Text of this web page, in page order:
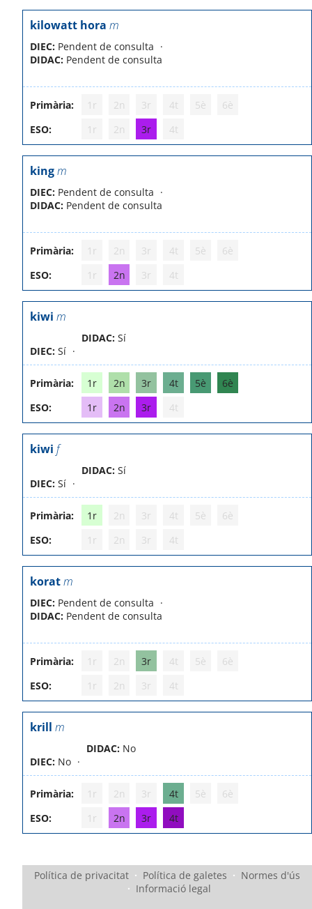
kilowatt hora m
DIEC: Pendent de consulta
DIDAC: Pendent de consulta
Primària: 1r 2n 3r 4t 5è
6è
ESO:
1r 2n 3r 4t
kingm
DIEC: Pendent de consulta
DIDAC: Pendent de consulta
Primària: 1r 2n 3r 4t 5è
6è
ESO:
1r 2n 3r 4t
kiwi m
DIEC: Sí
DIDAC: Sí
Primària: 1r 2n 3r 4t 5è
6è
ESO:
1r 2n 3r 4t
kiwi f
DIEC: Sí
DIDAC: Sí
Primària: 1r 2n 3r 4t 5è
6è
ESO:
1r 2n 3r 4t
koratm
DIEC: Pendent de consulta
DIDAC: Pendent de consulta
Primària: 1r 2n 3r 4t 5è
6è
ESO:
1r 2n 3r 4t
krill m
DIEC: No
DIDAC: No
Primària: 1r 2n 3r 4t 5è
6è
ESO:
1r 2n 3r 4t
Política de privacitat · Política de galetes · Normes d'ús
· Informació legal